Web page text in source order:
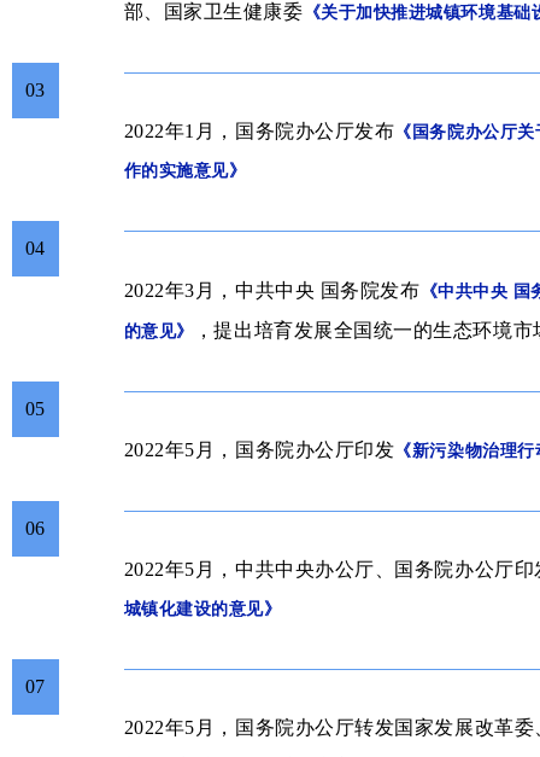
部、国家卫生健康委 《关于加快推进城镇环境基
03
2022年1月，
国务院办公厅发布 《 国务院办公厅
作的实施意见》
04
2022年3月，中共中央 国务院发布 《中共中央
的意见》 ，提出培育发展全国统一的生态环境市
05
2022年5月，
国务院办公厅印发 《新污染物治理
06
2022年5月，中共中央办公厅、国务院办公厅印
城镇化建设的意见》
07
2022年5月，
国务院办公厅转发国家发展改革